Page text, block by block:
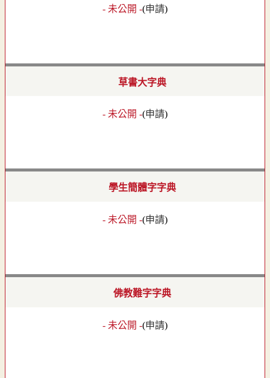
- 未公開 -(申請)
草書大字典
- 未公開 -(申請)
學生簡體字字典
- 未公開 -(申請)
佛教難字字典
- 未公開 -(申請)